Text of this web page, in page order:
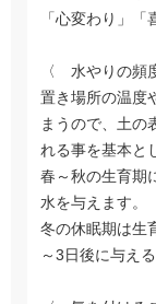
「心変わり」「
〈 水やりの頻
置き場所の温度
まうので、土の
れる事を基本と
春～秋の生育期
水を与えます。
冬の休眠期は生
～3日後に与え